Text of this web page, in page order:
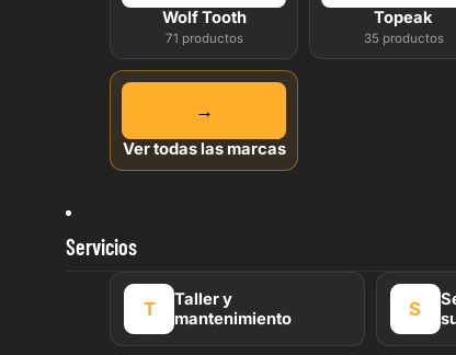
Wolf Tooth
71 productos
Topeak
35 productos
→
Ver todas las marcas
Servicios
T
Taller y
mantenimiento
S